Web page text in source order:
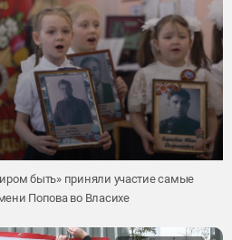
быть» приняли участие самые
Попова во Власихе